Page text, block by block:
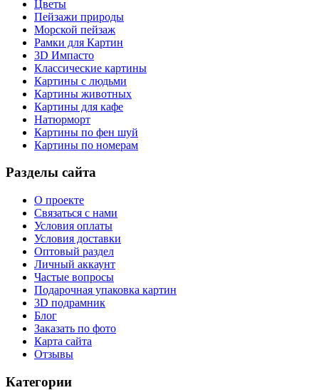
Цветы
Пейзажи природы
Морской пейзаж
Рамки для Картин
3D Импасто
Классические картины
Картины с людьми
Картины животных
Картины для кафе
Натюрморт
Картины по фен шуй
Картины по номерам
Разделы сайта
О проекте
Связаться с нами
Условия оплаты
Условия доставки
Оптовый раздел
Личный аккаунт
Частые вопросы
Подарочная упаковка картин
3D подрамник
Блог
Заказать по фото
Карта сайта
Отзывы
Категории